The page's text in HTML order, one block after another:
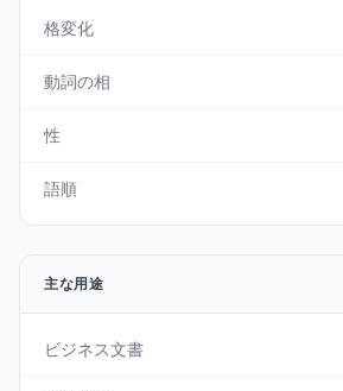
格変化
動詞の相
性
語順
主な用途
ビジネス文書